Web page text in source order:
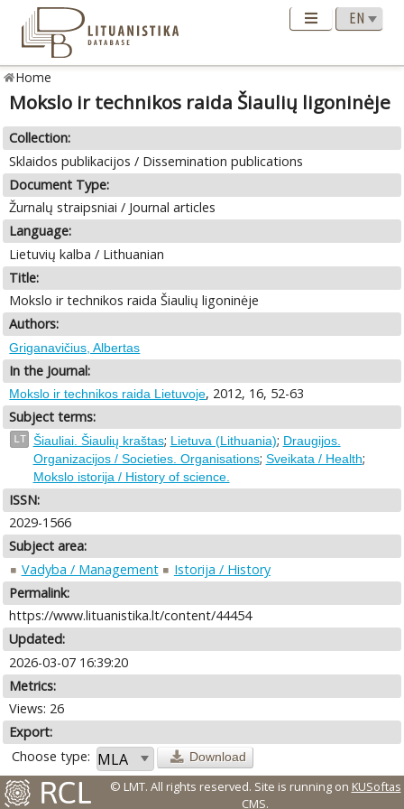
Home
Mokslo ir technikos raida Šiaulių ligoninėje
Collection:
Sklaidos publikacijos / Dissemination publications
Document Type:
Žurnalų straipsniai / Journal articles
Language:
Lietuvių kalba / Lithuanian
Title:
Mokslo ir technikos raida Šiaulių ligoninėje
Authors:
Griganavičius, Albertas
In the Journal:
Mokslo ir technikos raida Lietuvoje, 2012, 16, 52-63
Subject terms:
LT Šiauliai. Šiaulių kraštas; Lietuva (Lithuania); Draugijos.
Organizacijos / Societies. Organisations; Sveikata / Health;
Mokslo istorija / History of science.
ISSN:
2029-1566
Subject area:
Vadyba / Management
Istorija / History
Permalink:
https://www.lituanistika.lt/content/44454
Updated:
2026-03-07 16:39:20
Metrics:
Views: 26
Export:
Choose type:
Download
© LMT. All rights reserved. Site is running on KUSoftas
CMS.